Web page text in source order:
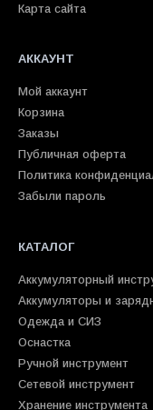
Карта сайта
АККАУНТ
Мой аккаунт
Корзина
Заказы
Публичная оферта
Политика
Забыли пароль
КАТАЛОГ
Аккумуляторный
Аккумуляторы и
Одежда и СИЗ
Оснастка
Ручной инструмент
Сетевой инструмент
Хранение инструмента